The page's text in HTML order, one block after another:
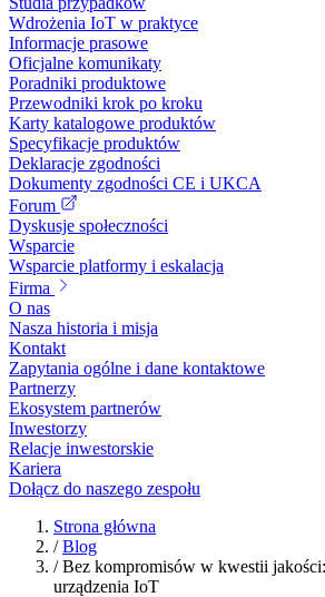
Wdrożenia IoT w praktyce
Informacje prasowe
Oficjalne komunikaty
Poradniki produktowe
Przewodniki krok po kroku
Karty katalogowe produktów
Specyfikacje produktów
Deklaracje zgodności
Dokumenty zgodności CE i UKCA
Forum
Dyskusje społeczności
Wsparcie
Wsparcie platformy i eskalacja
Firma
O nas
Nasza historia i misja
Kontakt
Zapytania ogólne i dane kontaktowe
Partnerzy
Ekosystem partnerów
Inwestorzy
Relacje inwestorskie
Kariera
Dołącz do naszego zespołu
Strona główna
/ Blog
/ Bez kompromisów w kwestii
urządzenia IoT